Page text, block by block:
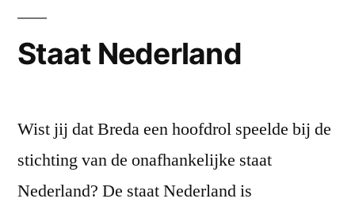
Staat Nederland
Wist jij dat Breda een hoofdrol speelde bij de
stichting van de onafhankelijke staat
Nederland? De staat Nederland is